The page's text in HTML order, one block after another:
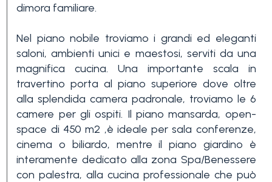
dimora familiare.
Nel piano nobile troviamo i grandi ed eleganti
saloni, ambienti unici e maestosi, serviti da una
magnifica cucina. Una importante scala in
travertino porta al piano superiore dove oltre
alla splendida camera padronale, troviamo le 6
camere per gli ospiti. Il piano mansarda, open-
space di 450 m2 ,è ideale per sala conferenze,
cinema o biliardo, mentre il piano giardino è
interamente dedicato alla zona Spa/Benessere
con palestra, alla cucina professionale che può
3+
Altre
opzioni
-
multiscelta